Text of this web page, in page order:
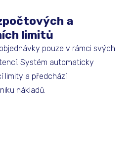
a
limitů
pouze v rámci svých
Systém automaticky
limity a předchází
nákladů.